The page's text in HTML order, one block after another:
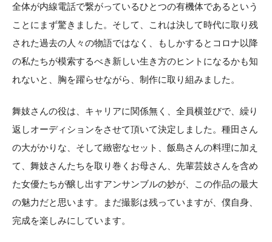
全体が内線電話で繋がっているひとつの有機体であるという
ことにまず驚きました。そして、これは決して時代に取り残
された過去の人々の物語ではなく、もしかするとコロナ以降
の私たちが模索するべき新しい生き方のヒントになるかも知
れないと、胸を躍らせながら、制作に取り組みました。
舞妓さんの役は、キャリアに関係無く、全員横並びで、繰り
返しオーディションをさせて頂いて決定しました。種田さん
の大がかりな、そして緻密なセット、飯島さんの料理に加え
て、舞妓さんたちを取り巻くお母さん、先輩芸妓さんを含め
た女優たちが醸し出すアンサンブルの妙が、この作品の最大
の魅力だと思います。まだ撮影は残っていますが、僕自身、
完成を楽しみにしています。